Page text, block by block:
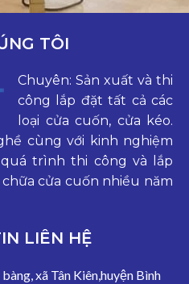
TÔI
Chuyên: Sản xuất và thi
công lắp đặt tất cả các
loại cửa cuốn, cửa kéo.
cùng với kinh nghiệm
trình thi công và lắp
cửa cuốn nhiều năm
LIÊN HỆ
xã Tân Kiên,huyện Bình